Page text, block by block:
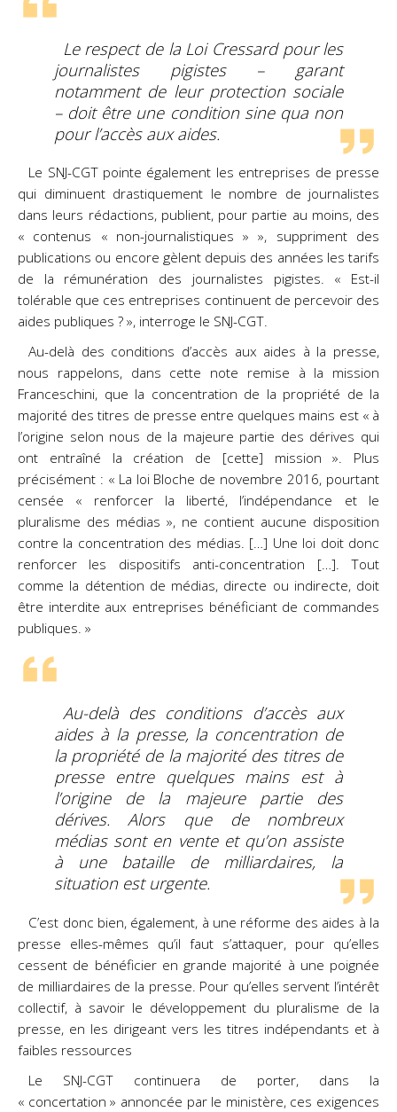
Le respect de la Loi Cressard pour les
journalistes pigistes – garant
notamment de leur protection sociale
– doit être une condition sine qua non
pour l’accès aux aides.
Le SNJ-CGT pointe également les entreprises de presse
qui diminuent drastiquement le nombre de journalistes
dans leurs rédactions, publient, pour partie au moins, des
« contenus « non-journalistiques » », suppriment des
publications ou encore gèlent depuis des années les tarifs
de la rémunération des journalistes pigistes. « Est-il
tolérable que ces entreprises continuent de percevoir des
aides publiques ? », interroge le SNJ-CGT.
Au-delà des conditions d’accès aux aides à la presse,
nous rappelons, dans cette note remise à la mission
Franceschini, que la concentration de la propriété de la
majorité des titres de presse entre quelques mains est « à
l’origine selon nous de la majeure partie des dérives qui
ont entraîné la création de [cette] mission ». Plus
précisément : « La loi Bloche de novembre 2016, pourtant
censée « renforcer la liberté, l’indépendance et le
pluralisme des médias », ne contient aucune disposition
contre la concentration des médias. […] Une loi doit donc
renforcer les dispositifs anti-concentration […]. Tout
comme la détention de médias, directe ou indirecte, doit
être interdite aux entreprises bénéficiant de commandes
publiques. »
Au-delà des conditions d’accès aux
aides à la presse, la concentration de
la propriété de la majorité des titres de
presse entre quelques mains est à
l’origine de la majeure partie des
dérives. Alors que de nombreux
médias sont en vente et qu’on assiste
à une bataille de milliardaires, la
situation est urgente.
C’est donc bien, également, à une réforme des aides à la
presse elles-mêmes qu’il faut s’attaquer, pour qu’elles
cessent de bénéficier en grande majorité à une poignée
de milliardaires de la presse. Pour qu’elles servent l’intérêt
collectif, à savoir le développement du pluralisme de la
presse, en les dirigeant vers les titres indépendants et à
faibles ressources
Le SNJ-CGT continuera de porter, dans la
« concertation » annoncée par le ministère, ces exigences